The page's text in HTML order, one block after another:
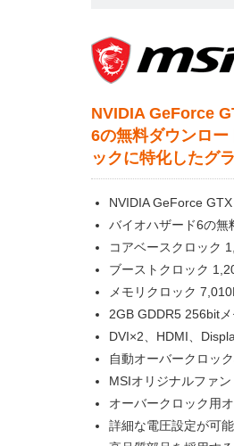
NVIDIA GeForce
6の無料ダウンロ
ックに特化したグ
NVIDIA GeForce
バイオハザード6の無
コアベースクロック
ブーストクロック
メモリクロック
2GB GDDR5 256bit
DVI×2、HDMI、
自動オーバークロッ
MSIオリジナルファ
オーバークロック用
詳細な電圧設定が可